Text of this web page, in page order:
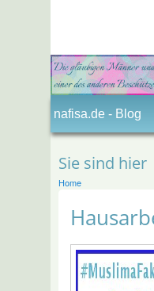
Sie sind hier
Home